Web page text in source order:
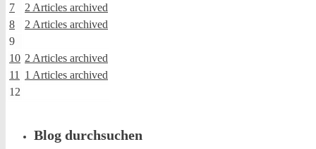
7
2 Articles archived
8
2 Articles archived
9
10 2 Articles archived
11
1 Articles archived
12
Blog durchsuchen